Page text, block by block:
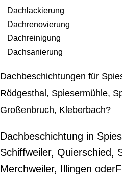
Dachlackierung
Dachrenovierung
Dachreinigung
Dachsanierung
Dachbeschichtungen für
Rödgesthal, Spiesermühle,
Großenbruch, Kleberbach?
Dachbeschichtung in
Schiffweiler, Quierschied,
Merchweiler, Illingen